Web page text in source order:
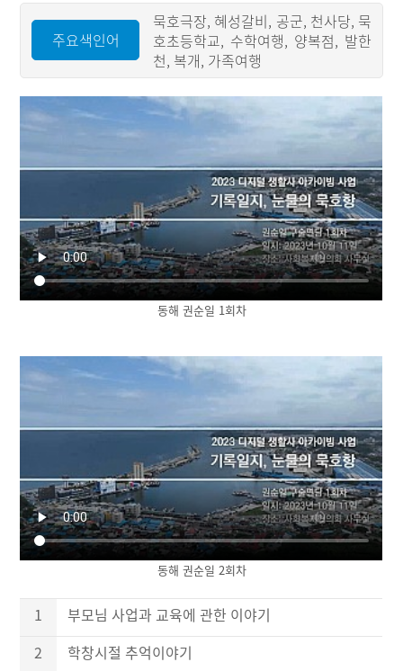
주요색인어
묵호극장, 혜성갈비, 공군, 천사당, 묵
호초등학교, 수학여행, 양복점, 발한
천, 복개, 가족여행
동해 권순일 1회차
동해 권순일 2회차
1
부모님 사업과 교육에 관한 이야기
2
학창시절 추억이야기